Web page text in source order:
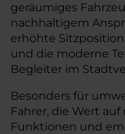
geräumiges
nachhaltigem
erhöhte
und die moderne
Begleiter im
Besonders für
Fahrer, die Wert
Funktionen und